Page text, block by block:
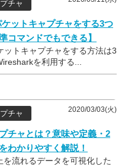
チャ
ットキャプチャをする3つ
コマンドでもできる】
ットキャプチャをする方法は3
を利用する...
2020/03/03(火)
チャ
チャとは？意味や定義・2
わかりやすく解説！
を流れるデータを可視化した